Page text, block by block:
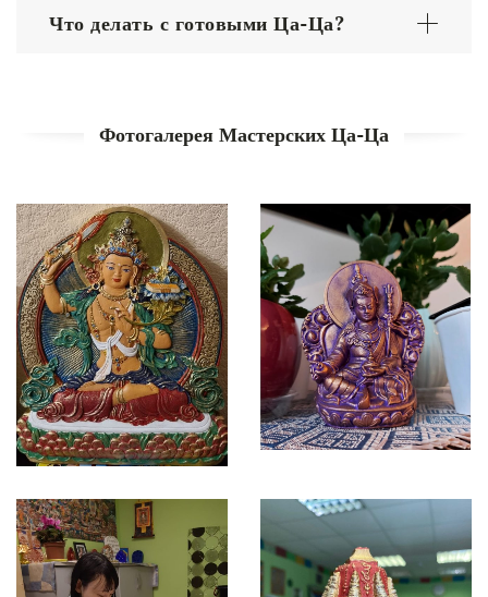
Что делать с готовыми Ца-Ца?
Фотогалерея Мастерских Ца-Ца